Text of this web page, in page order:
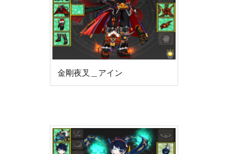
金剛夜叉＿アイン